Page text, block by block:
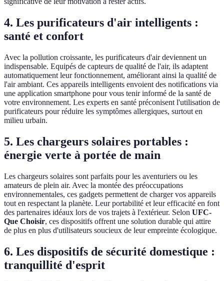
4. Les purificateurs d'air intelligents :
santé et confort
Avec la pollution croissante, les purificateurs d'air deviennent un
indispensable. Equipés de capteurs de qualité de l'air, ils adaptent
automatiquement leur fonctionnement, améliorant ainsi la qualité de
l'air ambiant. Ces appareils intelligents envoient des notifications via
une application smartphone pour vous tenir informé de la santé de
votre environnement. Les experts en santé préconisent l'utilisation de
purificateurs pour réduire les symptômes allergiques, surtout en
milieu urbain.
5. Les chargeurs solaires portables :
énergie verte à portée de main
Les chargeurs solaires sont parfaits pour les aventuriers ou les
amateurs de plein air. Avec la montée des préoccupations
environnementales, ces gadgets permettent de charger vos appareils
tout en respectant la planète. Leur portabilité et leur efficacité en font
des partenaires idéaux lors de vos trajets à l'extérieur. Selon UFC-
Que Choisir, ces dispositifs offrent une solution durable qui attire
de plus en plus d'utilisateurs soucieux de leur empreinte écologique.
6. Les dispositifs de sécurité domestique :
tranquillité d'esprit